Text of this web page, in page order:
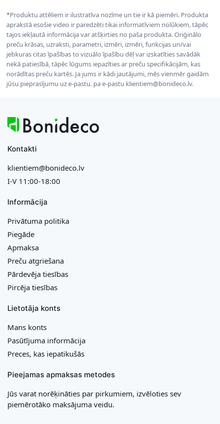
*Produktu attēliem ir ilustratīva nozīme un tie ir kā piemēri. Produkta
aprakstā esošie video ir paredzēti tikai informatīviem nolūkiem, tāpēc
tajos iekļautā informācija var atšķirties no paša produkta. Oriģinālo
preču krāsas, uzraksti, parametri, izmēri, izmēri, funkcijas un/vai
jebkuras citas īpašības to vizuālo īpašību dēļ var izskatīties savādāk
nekā patiesībā, tāpēc lūgums iepazīties ar preču specifikācijām, kas
norādītas preču kartēs. Ja jums ir kādi jautājumi, mēs vienmēr gaidām
jūsu pieprasījumu uz e-pastu. pa e-pastu klientiem@bonideco.lv.
Kontakti
klientiem@bonideco.lv
I-V 11:00-18:00
Informācija
Privātuma politika
Piegāde
Apmaksa
Preču atgriešana
Pārdevēja tiesības
Pircēja tiesības
Lietotāja konts
Mans konts
Pasūtījuma informācija
Preces, kas iepatikušās
Pieejamas apmaksas metodes
Jūs varat norēķināties par pirkumiem, izvēloties sev
piemērotāko maksājuma veidu.